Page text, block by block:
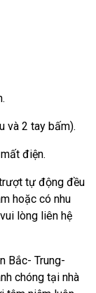
và 2 tay bấm).
điện.
tự động đều
hoặc có nhu
lòng liên hệ
Bắc- Trung-
chóng tại nhà